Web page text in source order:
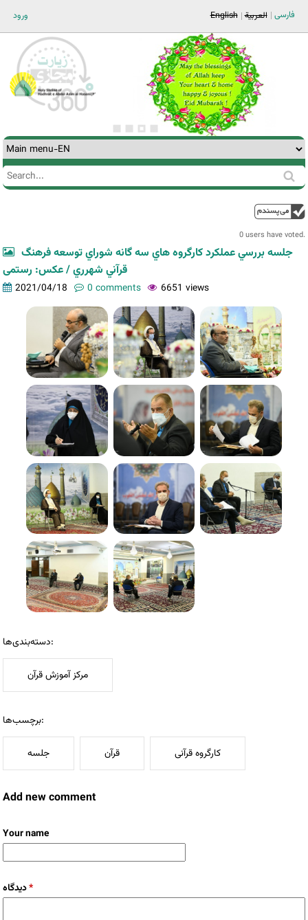
ورود فارسی العربية English
Search
Search
0 users have voted.
جلسه بررسي عملکرد کارگروه هاي سه گانه شوراي توسعه فرهنگ
قرآني شهرري / عکس: رستمی
2021/04/18 0 comments 6651 views
دسته‌بندی‌ها:
مرکز آموزش قرآن
برچسب‌ها:
جلسه قرآن کارگروه قرآنی
Add new comment
Your name
دیدگاه*